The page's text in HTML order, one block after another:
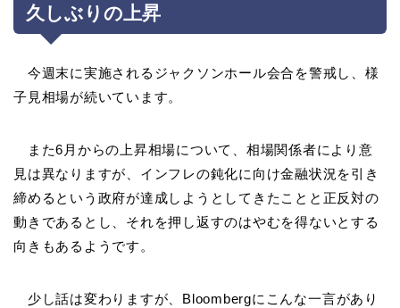
久しぶりの上昇
今週末に実施されるジャクソンホール会合を警戒し、様
子見相場が続いています。
また6月からの上昇相場について、相場関係者により意
見は異なりますが、インフレの鈍化に向け金融状況を引き
締めるという政府が達成しようとしてきたことと正反対の
動きであるとし、それを押し返すのはやむを得ないとする
向きもあるようです。
少し話は変わりますが、Bloombergにこんな一言があり